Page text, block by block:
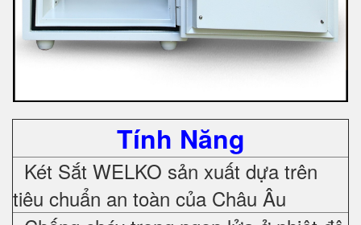
Tính Năng
Két Sắt WELKO sản xuất dựa trên
tiêu chuẩn an toàn của Châu Âu